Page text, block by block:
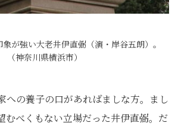
が強い大老井伊直弼（演・岸谷五朗）。
（神奈川県横浜市）
への養子の口があればましな方。まし
むべくもない立場だった井伊直弼。だ